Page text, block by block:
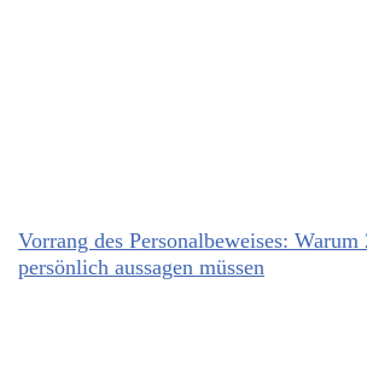
Vorrang des Personalbeweises: Warum
persönlich aussagen müssen